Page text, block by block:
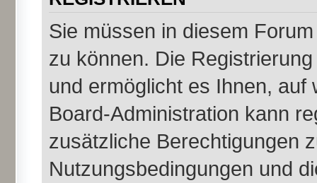
Sie müssen in diesem
zu können. Die
und ermöglicht es Ihnen,
Board-Administration kann
zusätzliche Berechtigungen
Nutzungsbedingungen und